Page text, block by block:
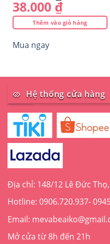
Giá
gốc
là:
45.000 ₫.
38.000 ₫Giá
hiện
tại
Thêm vào giỏ hàng
Mua ngay
Hệ thống cửa hàng
Địa chỉ: 148/12 Lê Đức
Hotline: 0906.720.937-
Email:
Mở cửa từ 8h đến 21h